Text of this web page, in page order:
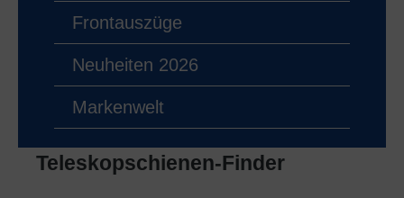
Frontauszüge
Neuheiten 2026
Markenwelt
Teleskopschienen-Finder